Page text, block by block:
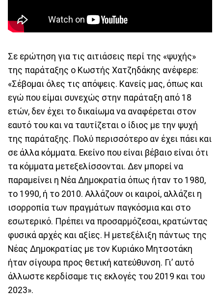
Σε ερώτηση για τις αιτιάσεις περί της «ψυχής»
της παράταξης ο Κωστής Χατζηδάκης ανέφερε:
«Σέβομαι όλες τις απόψεις. Κανείς μας, όπως και
εγώ που είμαι συνεχώς στην παράταξη από 18
ετών, δεν έχει το δικαίωμα να αναφέρεται στον
εαυτό του και να ταυτίζεται ο ίδιος με την ψυχή
της παράταξης. Πολύ περισσότερο αν έχει πάει και
σε άλλα κόμματα. Εκείνο που είναι βέβαιο είναι ότι
τα κόμματα μετεξελίσσονται. Δεν μπορεί να
παραμείνει η Νέα Δημοκρατία όπως ήταν το 1980,
το 1990, ή το 2010. Αλλάζουν οι καιροί, αλλάζει η
ισορροπία των πραγμάτων παγκόσμια και στο
εσωτερικό. Πρέπει να προσαρμόζεσαι, κρατώντας
φυσικά αρχές και αξίες. Η μετεξέλιξη πάντως της
Νέας Δημοκρατίας με τον Κυριάκο Μητσοτάκη
ήταν σίγουρα προς θετική κατεύθυνση. Γι’ αυτό
άλλωστε κερδίσαμε τις εκλογές του 2019 και του
2023».